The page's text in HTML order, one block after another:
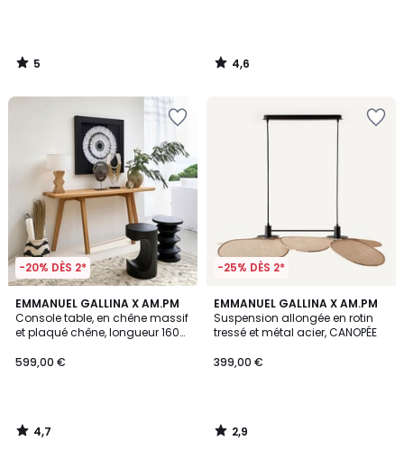
5
/
4,6
/
-20% DÈS 2*
EMMANUEL GALLINA X AM.PM
Console table, en chêne massif
et plaqué chêne, longueur 160
599,00 €
4,7
/ 5
4,7
/
-25% DÈS 2*
EMMANUEL GALLINA X AM.PM
Suspension allongée en rotin
tressé et métal acier, CANOPÉE
399,00 €
2,9
/ 5
2,9
/